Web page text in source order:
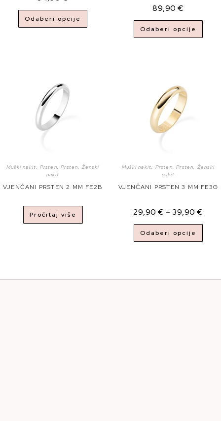
Odaberi opcije
89,90€
Odaberi opcije
Muški nakit, Prsten,Prsten, Ženski
nakit
VJENČANI PRSTEN 2 MM FE2B
Pročitaj više
Muški nakit, Prsten,Prsten, Ženski
nakit
VJENČANI PRSTEN 3 MM FE3G
29,90€ – 39,90€
Odaberi opcije